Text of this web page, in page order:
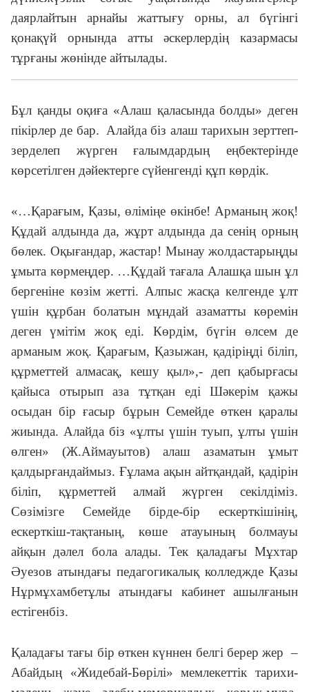
даярлайтын арнайы жаттығу орны, ал бүгінгі
қонақүй орнында атты әскерлердің казармасы
тұрғаны жөнінде айтылады.
Бұл қанды оқиға «Алаш қаласында болды» деген
пікірлер де бар. Алайда біз алаш тарихын зерттеп-
зерделеп жүрген ғалымдардың еңбектерінде
көрсетілген дәйектерге сүйен­генді құп көрдік.
«…Қарағым, Қазы, өліміңе өкінбе! Арманың жоқ!
Құдай алдында да, жұрт алдында да сенің орның
бөлек. Оқығандар, жастар! Мынау жолдастарыңды
ұмыта көрмеңдер. …Құдай тағала Алашқа шын ұл
бергеніне көзім жетті. Алпыс жасқа келгенде ұлт
үшін құрбан болатын мұндай азаматты көремін
деген үмітім жоқ еді. Көрдім, бүгін өлсем де
арманым жоқ. Қарағым, Қазыжан, қадіріңді біліп,
құрметтей алмасақ, кешу қыл»,- деп қабырғасы
қайыса отырып аза тұтқан еді Шәкерім қажы
осыдан бір ғасыр бұрын Семейде өткен қаралы
жиында. Алайда біз «ұлты үшін туып, ұлты үшін
өлген» (Ж.Аймауытов) алаш азаматын ұмыт
қалдырғандаймыз. Ғұлама ақын айтқандай, қадірін
біліп, құрметтей алмай жүрген секілдіміз.
Сөзімізге Семейде бірде-бір ескерт­кішінің,
ескерткіш-тақтаның, көше атауының болмауы
айқын дәлел бола алады. Тек қаладағы Мұхтар
Әуезов атындағы педагогикалық колледжде Қазы
Нұрмұхамбетұлы атындағы кабинет ашылғанын
естігенбіз.
Қаладағы тағы бір өткен күннен белгі берер жер –
Абайдың «Жи­дебай-Бөрілі» мемлекеттік тарихи-